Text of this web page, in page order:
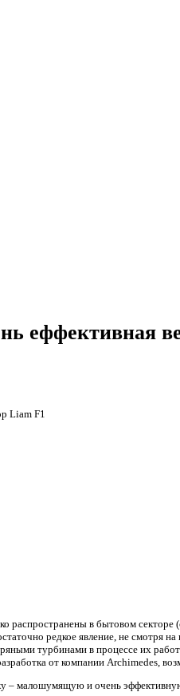
еффективная
распространены в бытовом
редкое явление, не смотря на
турбинами в процессе их
от компании Archimedes,
– малошумящую и очень